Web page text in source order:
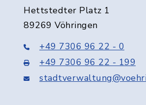
Hettstedter Platz 1
89269 Vöhringen
+49 7306 96 22 - 0
+49 7306 96 22 - 199